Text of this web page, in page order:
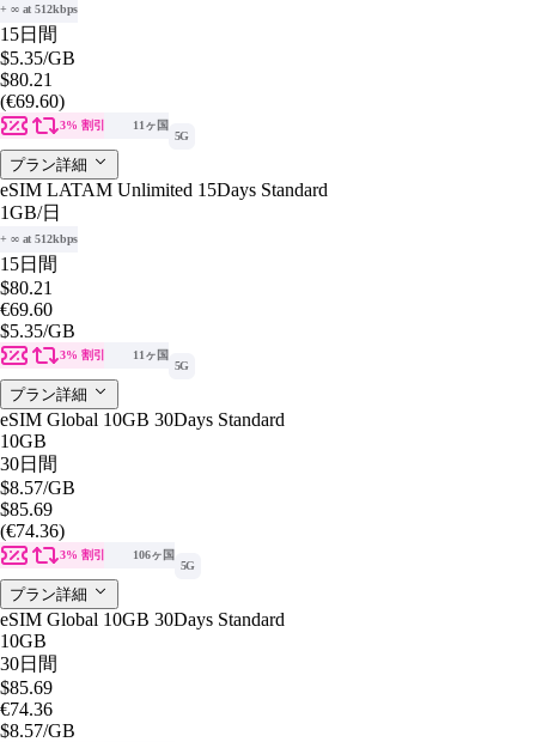
+ ∞ at 512kbps
15日間
$5.35/GB
$80.21
(€69.60)
3% 割引
11ヶ国
5G
プラン詳細
eSIM LATAM Unlimited 15Days Standard
1GB/日
+ ∞ at 512kbps
15日間
$80.21
€69.60
$5.35/GB
3% 割引
11ヶ国
5G
プラン詳細
eSIM Global 10GB 30Days Standard
10GB
30日間
$8.57/GB
$85.69
(€74.36)
3% 割引
106ヶ国
5G
プラン詳細
eSIM Global 10GB 30Days Standard
10GB
30日間
$85.69
€74.36
$8.57/GB